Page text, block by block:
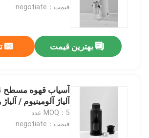
قیمت：negotiate
بهترین قیمت
آلیاژ آلومینیوم /
MOQ：5 عدد
قیمت：negotiate